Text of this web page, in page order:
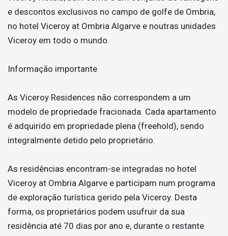
e descontos exclusivos no campo de golfe de Ombria,
no hotel Viceroy at Ombria Algarve e noutras unidades
Viceroy em todo o mundo.
Informação importante
As Viceroy Residences não correspondem a um
modelo de propriedade fracionada. Cada apartamento
é adquirido em propriedade plena (freehold), sendo
integralmente detido pelo proprietário.
As residências encontram-se integradas no hotel
Viceroy at Ombria Algarve e participam num programa
de exploração turística gerido pela Viceroy. Desta
forma, os proprietários podem usufruir da sua
residência até 70 dias por ano e, durante o restante